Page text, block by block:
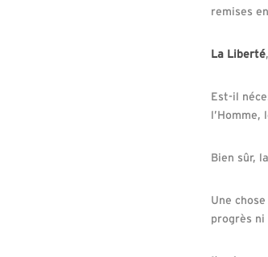
remises
La Liberté
Est-il
Bien sûr,
Une
progrès